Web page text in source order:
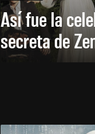
Así fue la
secreta de